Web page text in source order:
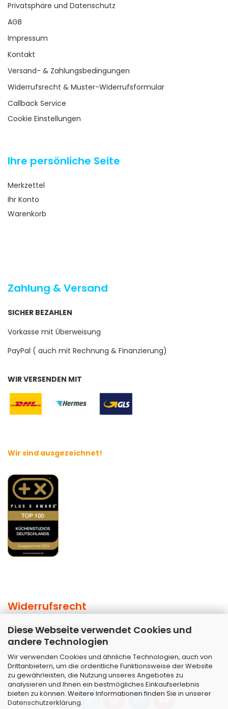
Diese Webseite verwendet Cookies und
andere Technologien
Wir verwenden Cookies und ähnliche Technologien, auch von
Drittanbietern, um die ordentliche Funktionsweise der Website
zu gewährleisten, die Nutzung unseres Angebotes zu
analysieren und Ihnen ein bestmögliches Einkaufserlebnis
bieten zu können. Weitere Informationen finden Sie in unserer
Datenschutzerklärung.
Privatsphäre und Datenschutz
AGB
Impressum
Kontakt
Versand- & Zahlungsbedingungen
Widerrufsrecht & Muster-Widerrufsformular
Callback Service
Cookie Einstellungen
Ihre persönliche Seite
Merkzettel
Ihr Konto
Warenkorb
Zahlung & Versand
SICHER BEZAHLEN
Vorkasse mit Überweisung
PayPal ( auch mit Rechnung & Finanzierung)
WIR VERSENDEN MIT
Wir sind ausgezeichnet!
Widerrufsrecht
Vertrag widerrufen
Widerrufsbelehrung